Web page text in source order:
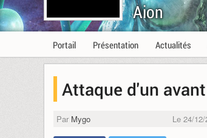
Aion
Portail Présentation Actualités
Attaque d'un
Par Mygo Le 24/